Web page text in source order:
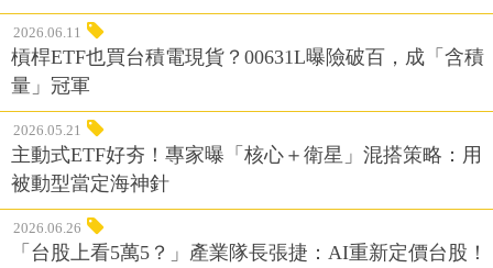
2026.06.11
槓桿ETF也買台積電現貨？00631L曝險破百，成「含積
量」冠軍
2026.05.21
主動式ETF好夯！專家曝「核心＋衛星」混搭策略：用
被動型當定海神針
2026.06.26
「台股上看5萬5？」產業隊長張捷：AI重新定價台股！